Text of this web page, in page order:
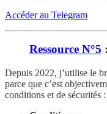
Accéder au Telegram
Ressource N°5
Depuis 2022, j’utilise le
parce que c’est
conditions et de sécurités :